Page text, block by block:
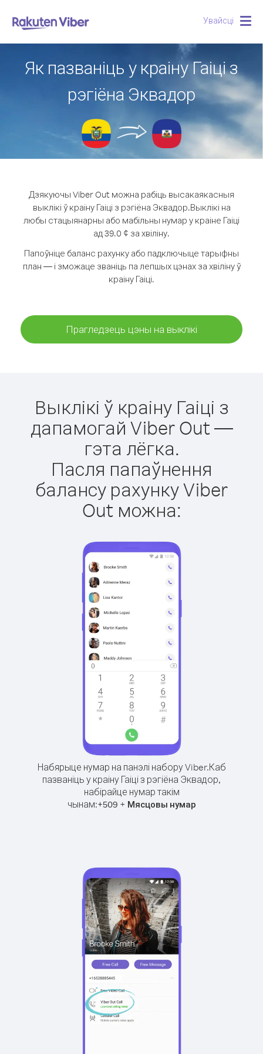
Увайсці
Як пазваніць у краіну Гаіці з
рэгіёна Эквадор
Дзякуючы Viber Out можна рабіць высакаякасныя
выклікі ў краіну Гаіці з рэгіёна Эквадор.Выклікі на
любы стацыянарны або мабільны нумар у краіне Гаіці
ад 39.0 ¢ за хвіліну.
Папоўніце баланс рахунку або падключыце тарыфны
план — і зможаце званіць па лепшых цэнах за хвіліну ў
краіну Гаіці.
Прагледзець цэны на выклікі
Выклікі ў краіну Гаіці з
дапамогай Viber Out —
гэта лёгка.
Пасля папаўнення
балансу рахунку Viber
Out можна:
Набярыце нумар на панэлі набору Viber.Каб
пазваніць у краіну Гаіці з рэгіёна Эквадор,
набірайце нумар такім
чынам:+509 + Мясцовы нумар